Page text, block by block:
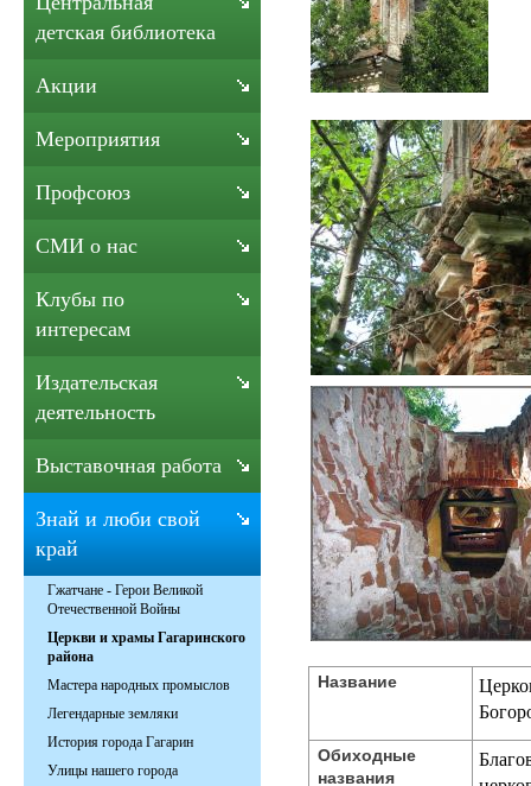
Название
Обиходные
названия
детская библиотека
Акции
Мероприятия
Профсоюз
СМИ о нас
Клубы по
интересам
Издательская
деятельность
Выставочная работа
Знай и люби свой
край
Гжатчане - Герои Великой
Отечественной Войны
Церкви и храмы Гагаринского
района
Мастера народных промыслов
Легендарные земляки
История города Гагарин
Улицы нашего города